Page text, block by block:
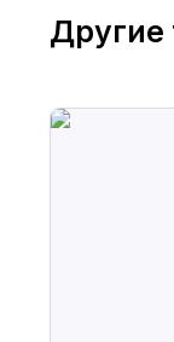
Другие